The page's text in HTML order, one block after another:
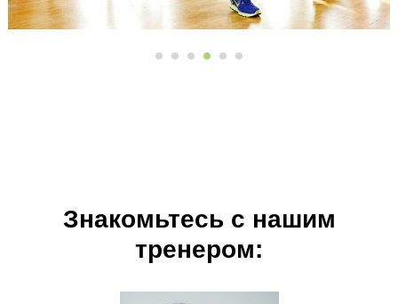
Знакомьтесь с нашим
тренером: